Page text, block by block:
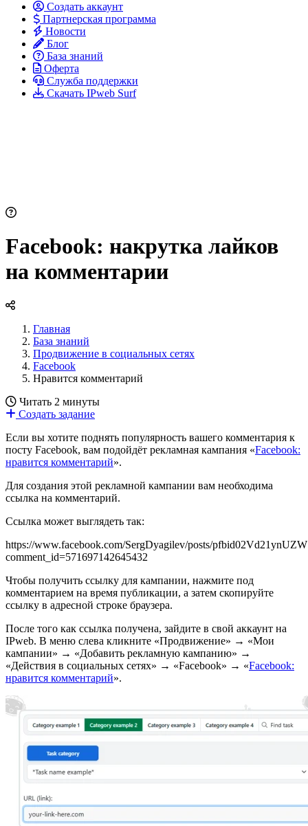
Создать аккаунт
Партнерская программа
Новости
Блог
База знаний
Оферта
Служба поддержки
Скачать IPweb Surf
Facebook: накрутка лайков
на комментарии
Главная
База знаний
Продвижение в социальных сетях
Facebook
Нравится комментарий
Читать 2 минуты
Создать задание
Если вы хотите поднять популярность вашего комментария к
посту Facebook, вам подойдёт рекламная кампания «Facebook:
нравится комментарий».
Для создания этой рекламной кампании вам необходима
ссылка на комментарий.
Ссылка может выглядеть так:
https://www.facebook.com/SergDyagilev/posts/
comment_id=571697142645432
Чтобы получить ссылку для кампании, нажмите под
комментарием на время публикации, а затем скопируйте
ссылку в адресной строке браузера.
После того как ссылка получена, зайдите в свой аккаунт на
IPweb. В меню слева кликните «Продвижение» → «Мои
кампании» → «Добавить рекламную кампанию» →
«Действия в социальных сетях» → «Facebook» → «Facebook:
нравится комментарий».